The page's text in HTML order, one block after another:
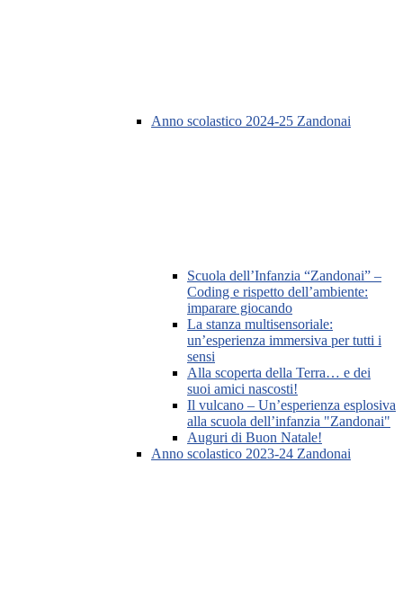
Anno scolastico 2024-25 Zandonai
Scuola dell’Infanzia “Zandonai” –
Coding e rispetto dell’ambiente:
imparare giocando
La stanza multisensoriale:
un’esperienza immersiva per tutti i
sensi
Alla scoperta della Terra… e dei
suoi amici nascosti!
Il vulcano – Un’esperienza esplosiva
alla scuola dell’infanzia "Zandonai"
Auguri di Buon Natale!
Anno scolastico 2023-24 Zandonai